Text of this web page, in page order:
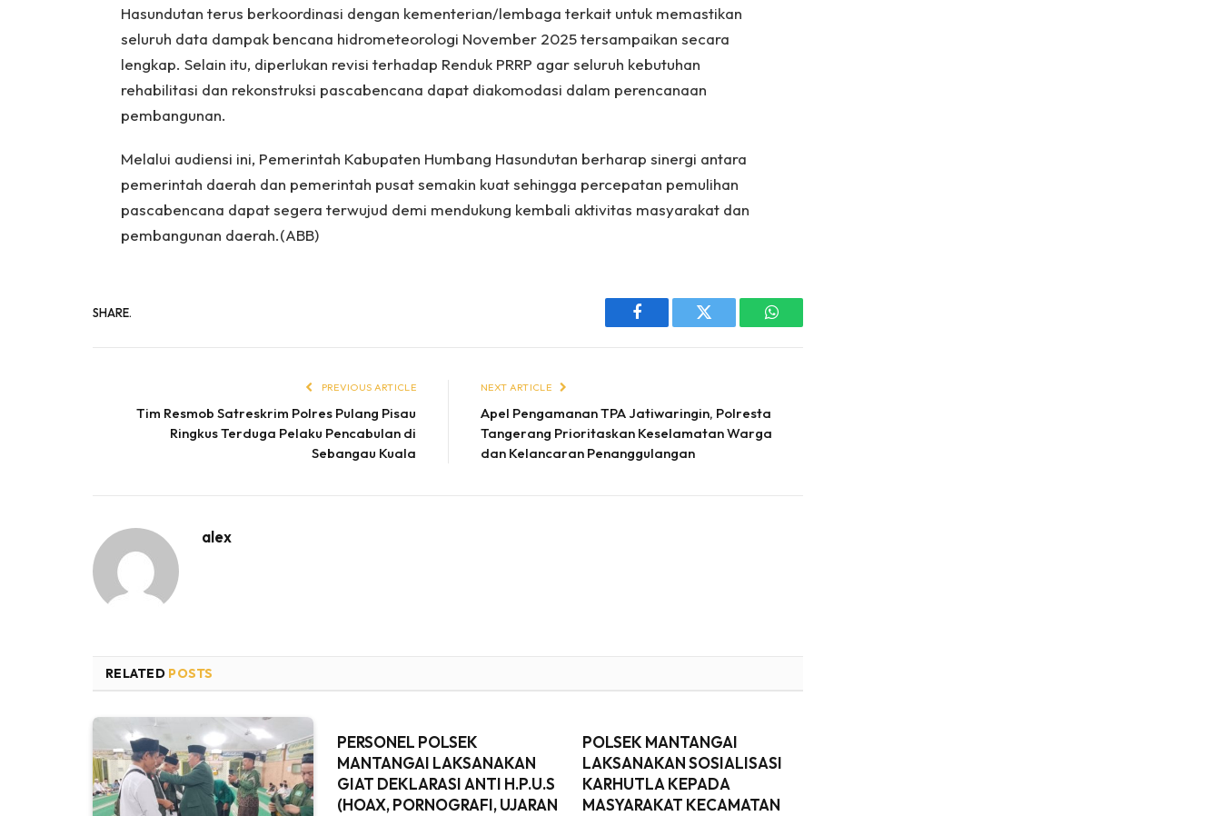
Hasundutan terus berkoordinasi dengan kementerian/lembaga terkait untuk memastikan
seluruh data dampak bencana hidrometeorologi November 2025 tersampaikan secara
lengkap. Selain itu, diperlukan revisi terhadap Renduk PRRP agar seluruh kebutuhan
rehabilitasi dan rekonstruksi pascabencana dapat diakomodasi dalam perencanaan
pembangunan.
Melalui audiensi ini, Pemerintah Kabupaten Humbang Hasundutan berharap sinergi antara
pemerintah daerah dan pemerintah pusat semakin kuat sehingga percepatan pemulihan
pascabencana dapat segera terwujud demi mendukung kembali aktivitas masyarakat dan
pembangunan daerah.(ABB)
SHARE.
Facebook Twitter WhatsApp
PREVIOUS ARTICLE
Tim Resmob Satreskrim Polres Pulang Pisau
Ringkus Terduga Pelaku Pencabulan di
Sebangau Kuala
NEXT ARTICLE
Apel Pengamanan TPA Jatiwaringin, Polresta
Tangerang Prioritaskan Keselamatan Warga
dan Kelancaran Penanggulangan
alex
RELATED POSTS
PERSONEL POLSEK
MANTANGAI LAKSANAKAN
GIAT DEKLARASI ANTI H.P.U.S
(HOAX, PORNOGRAFI, UJARAN
POLSEK MANTANGAI
LAKSANAKAN SOSIALISASI
KARHUTLA KEPADA
MASYARAKAT KECAMATAN